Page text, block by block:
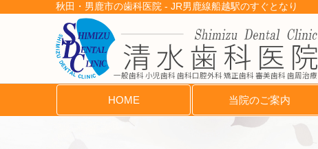
秋田・男鹿市の歯科医院 - JR男鹿線船越駅のすぐとなり
一般歯科 小児歯科 歯科口腔外科 矯正歯科 審美歯科 歯周治療
HOME 当院のご案内